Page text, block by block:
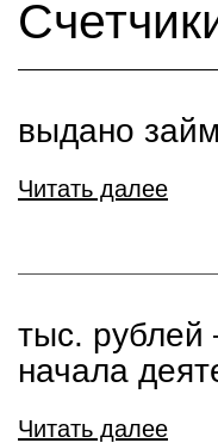
выдано
Читать далее
тыс.
начала
Читать далее